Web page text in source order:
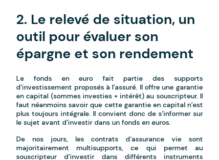
2. Le relevé de situation, un
outil pour évaluer son
épargne et son rendement
Le fonds en euro fait partie des supports
d’investissement proposés à l’assuré. Il offre une garantie
en capital (sommes investies + intérêt) au souscripteur. Il
faut néanmoins savoir que cette garantie en capital n’est
plus toujours intégrale. Il convient donc de s’informer sur
le sujet avant d’investir dans un fonds en euros.
De nos jours, les contrats d’assurance vie sont
majoritairement multisupports, ce qui permet au
souscripteur d’investir dans différents instruments